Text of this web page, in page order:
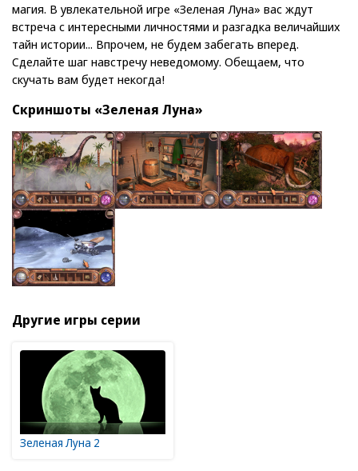
магия. В увлекательной игре «Зеленая Луна» вас ждут
встреча с интересными личностями и разгадка величайших
тайн истории... Впрочем, не будем забегать вперед.
Сделайте шаг навстречу неведомому. Обещаем, что
скучать вам будет некогда!
Скриншоты «Зеленая Луна»
Другие игры серии
Зеленая Луна 2